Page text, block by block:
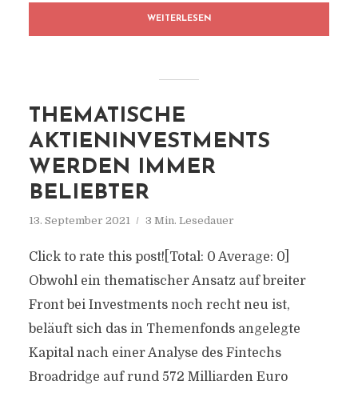
WEITERLESEN
THEMATISCHE
AKTIENINVESTMENTS
WERDEN IMMER
BELIEBTER
13. September 2021 3 Min. Lesedauer
Click to rate this post![Total: 0 Average: 0]
Obwohl ein thematischer Ansatz auf breiter
Front bei Investments noch recht neu ist,
beläuft sich das in Themenfonds angelegte
Kapital nach einer Analyse des Fintechs
Broadridge auf rund 572 Milliarden Euro